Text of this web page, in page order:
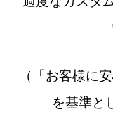
（「お客様に
を基準と